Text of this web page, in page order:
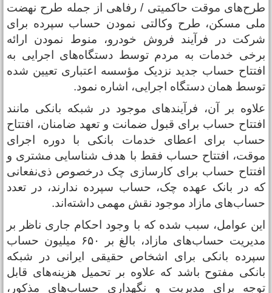
موقت حاکمیتی‌ / رفاهی از جمله طرح نهضت
مسکن، طرح وکالتی نمودن حساب سپرده برای
در فرآیند فروش خودرو، منوط نمودن ارائه
خدمات به مردم توسط دستگاه‌های اجرایی به
حساب جدید نزدیک مؤسسه اعتباری تعیین شده
همان دستگاه اجرایی، اشاره نمود.
بر آن، فرآیندهای موجود در شبکه بانکی مانند
حساب برای قبول ضمانت و تعهد ضامنان، افتتاح
برای اعطای خدمات بانکی با دوره اجرای
افتتاح حساب فقط با هدف شناسایی مشتری و
حساب برای کارسازی چک درخصوص ذی‌نفعانی
در بانک عهده چک، حساب سپرده ندارند، در تعدد
مازاد موجود نقش مهمی داشته‌اند.
عوامل، سبب شده که با وجود احکام جاری ناظر بر
مدیریت حساب‌های مازاد، بالغ بر ۶۵۰ میلیون حساب
بانکی برای اشخاص حقیقی ایرانی در شبکه
مفتوح باشد که علاوه بر تحمیل هزینه‌های قابل
برای مدیریت و نگهداری حساب‌های مذکور،